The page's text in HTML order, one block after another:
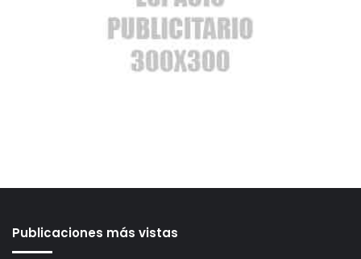
Publicaciones más vistas